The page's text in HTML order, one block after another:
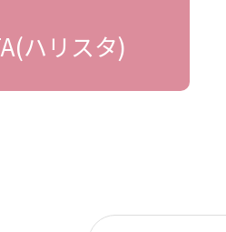
ハリスタ)